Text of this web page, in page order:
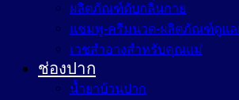
ผลิตภัณฑ์ดับกลิ่นกาย
แชมพู-ครีมนวด-ผลิตภัณฑ์ดูแล
เวชสำอางสำหรับคุณแม่
ช่องปาก
น้ำยาบ้วนปาก